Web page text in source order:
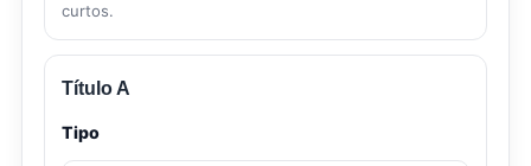
curtos.
Título A
Tipo